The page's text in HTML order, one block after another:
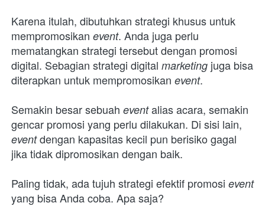
Karena itulah, dibutuhkan strategi khusus untuk
mempromosikan event. Anda juga perlu
mematangkan strategi tersebut dengan promosi
digital. Sebagian strategi digital marketing juga bisa
diterapkan untuk mempromosikan event.
Semakin besar sebuah event alias acara, semakin
event dengan kapasitas kecil pun berisiko gagal
jika tidak dipromosikan dengan baik.
Paling tidak, ada tujuh strategi efektif promosi
event
yang bisa Anda coba. Apa saja?